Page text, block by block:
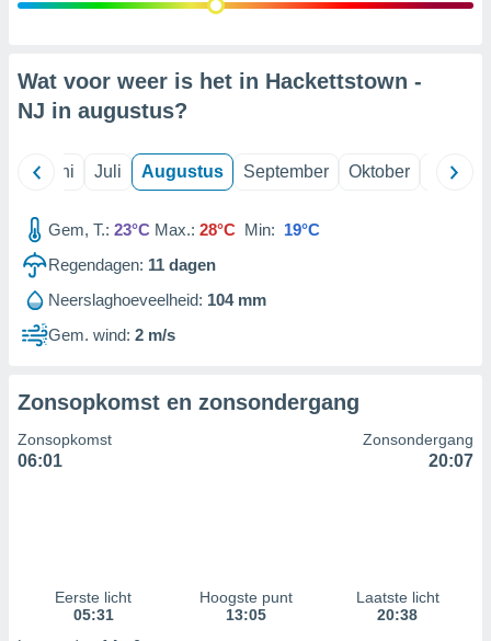
Wat voor weer is het in Hackettstown -
NJ in augustus?
Juni Juli Augustus September Oktober
Gem, T.: 23°C Max.: 28°C Min: 19°C
Regendagen: 11 dagen
Neerslaghoeveelheid: 104 mm
Gem. wind: 2 m/s
Zonsopkomst en zonsondergang
Zonsopkomst
06:01
Zonsondergang
20:07
Eerste licht
05:31
Hoogste punt
13:05
Laatste licht
20:38